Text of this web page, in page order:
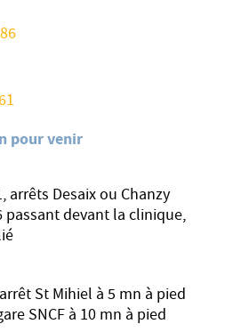
pour venir
arrêts Desaix ou Chanzy
passant devant la clinique,
St Mihiel à 5 mn à pied
SNCF à 10 mn à pied